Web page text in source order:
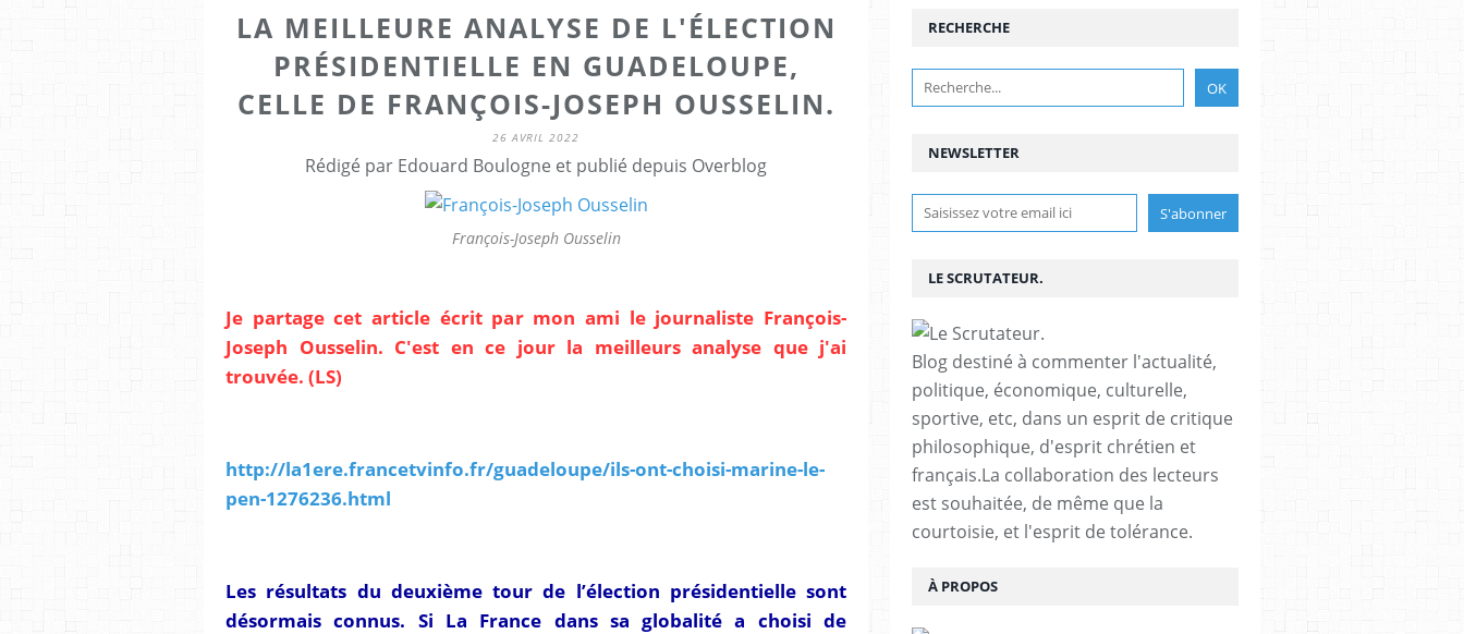
LA MEILLEURE ANALYSE DE L'ÉLECTION
PRÉSIDENTIELLE EN GUADELOUPE,
CELLE DE FRANÇOIS-JOSEPH OUSSELIN.
26 AVRIL 2022
Rédigé par Edouard Boulogne et publié depuis Overblog
François-Joseph Ousselin
Je partage cet article écrit par mon ami le journaliste François-
Joseph Ousselin. C'est en ce jour la meilleurs analyse que j'ai
trouvée. (LS)
http://la1ere.francetvinfo.fr/guadeloupe/ils-ont-choisi-marine-le-
pen-1276236.html
Les résultats du deuxième tour de l’élection présidentielle sont
désormais connus. Si La France dans sa globalité a choisi de
NEWSLETTER
RECHERCHE
LE SCRUTATEUR.
Blog destiné à commenter l'actualité,
politique, économique, culturelle,
sportive, etc, dans un esprit de critique
philosophique, d'esprit chrétien et
français.La collaboration des lecteurs
est souhaitée, de même que la
courtoisie, et l'esprit de tolérance.
À PROPOS